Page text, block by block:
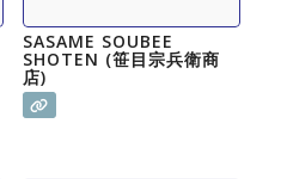
SASAME SOUBEE
SHOTEN (笹目宗兵衛商
店)